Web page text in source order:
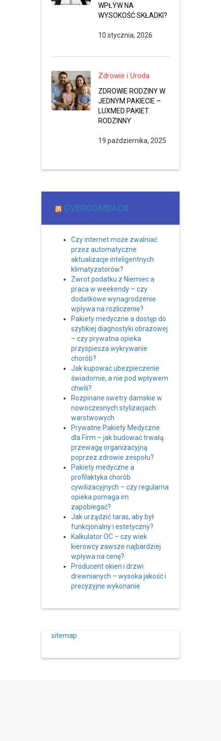
WPŁYW NA
WYSOKOŚĆ SKŁADKI?
10 stycznia, 2026
Zdrowie i Uroda
ZDROWIE RODZINY W
JEDNYM PAKIECIE –
LUXMED PAKIET
RODZINNY
19 października, 2025
OVERCOMBACK
Czy internet może zwalniać
przez automatyczne
aktualizacje inteligentnych
klimatyzatorów?
Zwrot podatku z Niemiec a
praca w weekendy – czy
dodatkowe wynagrodzenie
wpływa na rozliczenie?
Pakiety medyczne a dostęp do
szybkiej diagnostyki obrazowej
– czy prywatna opieka
przyspiesza wykrywanie
chorób?
Jak kupować ubezpieczenie
świadomie, a nie pod wpływem
chwili?
Rozpinane swetry damskie w
nowoczesnych stylizacjach
warstwowych
Prywatne Pakiety Medyczne
dla Firm – jak budować trwałą
przewagę organizacyjną
poprzez zdrowie zespołu?
Pakiety medyczne a
profilaktyka chorób
cywilizacyjnych – czy regularna
opieka pomaga im
zapobiegać?
Jak urządzić taras, aby był
funkcjonalny i estetyczny?
Kalkulator OC – czy wiek
kierowcy zawsze najbardziej
wpływa na cenę?
Producent okien i drzwi
drewnianych – wysoka jakość i
precyzyjne wykonanie
sitemap